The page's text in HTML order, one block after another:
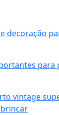
decoração
para
vintage